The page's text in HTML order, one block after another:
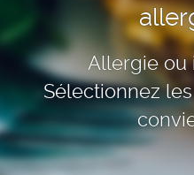
Allergie ou
Sélectionnez